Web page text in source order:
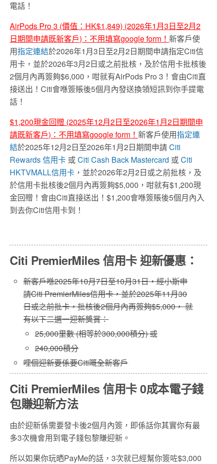
電話！
AirPods Pro 3 (價值：HK$1,849) (2026年1月3日至2月2
日期間申請既新客戶) ：不用填寫google form ！ 新客戶使
用指定連結於2026年1月3日至2月2日期間申請指定Citi信
用卡，並於2026年3月2日或之前批核，及於信用卡批核後
2個月內再簽夠$6,000，咁就有AirPods Pro 3！會由Citi直
接送出！Citi會喺簽賬後5個月內發送換領短訊到你手提電
話！
$1,200現金回贈 (2025年12月2日至2026年1月2日期間申
請既新客戶) ：不用填寫google form ！ 新客戶使用指定連
結於2025年12月2日至2026年1月2日期間申請Citi
Rewards 信用卡 或Citi Cash Back Mastercard 或Citi
HKTVMALL信用卡 ，並於2026年2月2日或之前批核，及
於信用卡批核後2個月內再簽夠$5,000，咁就有$1,200現
金回贈！會由Citi直接送出！$1,200會喺簽賬後5個月內入
到去你Citi信用卡到！
Citi PremierMiles 信用卡 迎新優惠：
新客戶喺2025年10月7日至10月31日，經小斯申
請Citi PremierMiles信用卡，並於2025年11月30
日或之前批卡，批核後2個月內再簽夠$5,000， 就
有以下二選一迎新獎賞：
25,000里數 (相等於300,000積分) 或
240,000積分
哩個迎新要係要Citi嘅全新客戶
Citi PremierMiles 信用卡 0成本電子錢
包賺迎新方法
由於迎新係需要發卡後2個月內簽，即係話你其實你有最
多3次機會用到電子錢包黎賺迎新。
所以如果你玩晒PayMe的話，3次就已經幫你簽咗$3,000